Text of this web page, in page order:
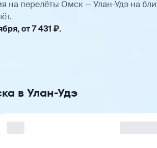
на перелёты Омск — Улан-Удэ на
от 7 431 ₽.
в Улан-Удэ